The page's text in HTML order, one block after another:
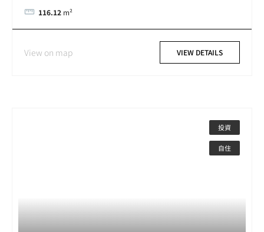
116.12 m²
View on map VIEW DETAILS
投資
自住